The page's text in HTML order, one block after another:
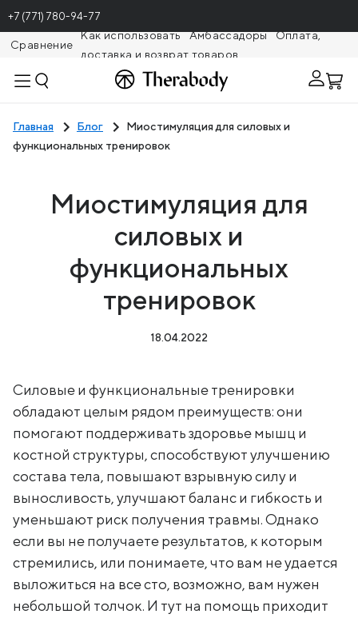
+7 (771) 780-94-77
Сравнение
Как использовать Амбассадоры
Оплата,
доставка и возврат товаров
Главная Блог
Миостимуляция для силовых и
функциональных тренировок
Миостимуляция для
силовых и
функциональных
тренировок
18.04.2022
Силовые и функциональные тренировки
обладают целым рядом преимуществ: они
помогают поддерживать здоровье мышц и
костной структуры, способствуют улучшению
состава тела, повышают взрывную силу и
выносливость, улучшают баланс и гибкость и
уменьшают риск получения травмы. Однако
если вы не получаете результатов, к которым
стремились, или понимаете, что вам не удается
выложиться на все сто, возможно, вам нужен
небольшой толчок. И тут на помощь приходит